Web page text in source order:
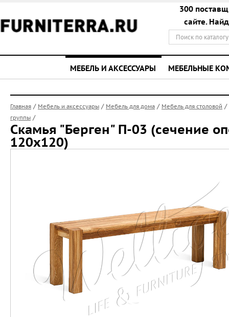
300
сайте.
МЕБЕЛЬ И АКСЕССУАРЫ МЕБЕЛЬНЫЕ
Главная / Мебель и аксессуары / Мебель для дома / Мебель для столовой /
группы /
Скамья "Берген" П-03 (сечение
120х120)